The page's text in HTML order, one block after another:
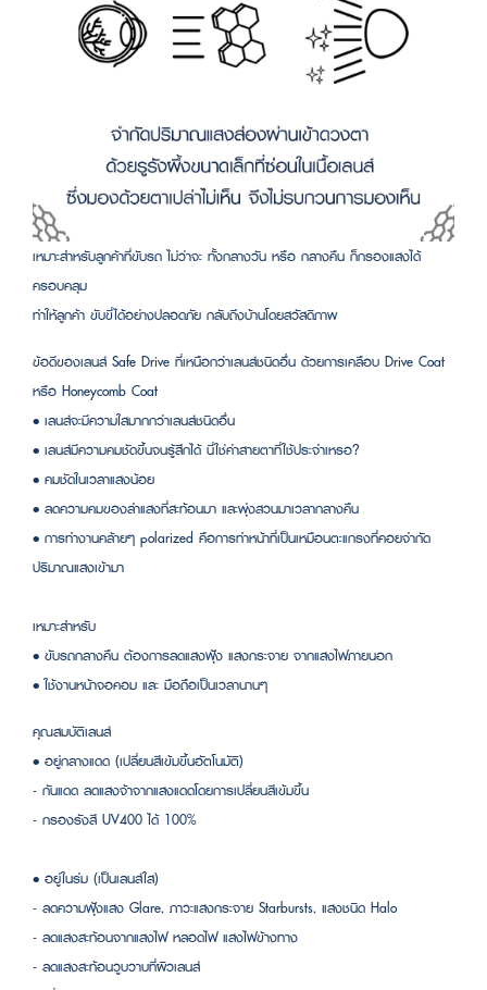
เหมาะสำหรับลูกค้าที่ขับรถ ไม่ว่าจะ ทั้งกลางวัน หรือ กลางคืน ก็กรองแสงได้
ครอบคลุม
ทำให้ลูกค้า ขับขี่ได้อย่างปลอดภัย กลับถึงบ้านโดยสวัสดิภาพ
ข้อดีของเลนส์ Safe Drive ที่เหนือกว่าเลนส์ชนิดอื่น ด้วยการเคลือบ Drive Coat
หรือ Honeycomb Coat
• เลนส์จะมีความใสมากกว่าเลนส์ชนิดอื่น
• เลนส์มีความคมชัดขึ้นจนรู้สึกได้ นี่ใช่ค่าสายตาที่ใช้ประจำเหรอ?
• คมชัดในเวลาแสงน้อย
• ลดความคมของลำแสงที่สะท้อนมา และพุ่งสวนมาเวลากลางคืน
• การทำงานคล้ายๆ polarized คือการทำหน้าที่เป็นเหมือนตะแกรงที่คอยจำกัด
ปริมาณแสงเข้ามา
เหมาะสำหรับ
• ขับรถกลางคืน ต้องการลดแสงฟุ้ง แสงกระจาย จากแสงไฟภายนอก
• ใช้งานหน้าจอคอม และ มือถือเป็นเวลานานๆ
คุณสมบัติเลนส์
• อยู่กลางแดด (เปลี่ยนสีเข้มขึ้นอัตโนมัติ)
- กันแดด ลดแสงจ้าจากแสงแดดโดยการเปลี่ยนสีเข้มขึ้น
- กรองรังสี UV400 ได้ 100%
• อยู่ในร่ม (เป็นเลนส์ใส)
- ลดความฟุ้งแสง Glare, ภาวะแสงกระจาย Starbursts, แสงชนิด Halo
- ลดแสงสะท้อนจากแสงไฟ หลอดไฟ แสงไฟข้างทาง
- ลดแสงสะท้อนวูบวาบที่ผิวเลนส์